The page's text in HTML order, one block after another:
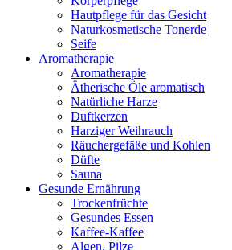
Hautpflege für das Gesicht
Naturkosmetische Tonerde
Seife
Aromatherapie
Aromatherapie
Ätherische Öle aromatisch
Natürliche Harze
Duftkerzen
Harziger Weihrauch
Räuchergefäße und Kohlen
Düfte
Sauna
Gesunde Ernährung
Trockenfrüchte
Gesundes Essen
Kaffee-Kaffee
Algen, Pilze